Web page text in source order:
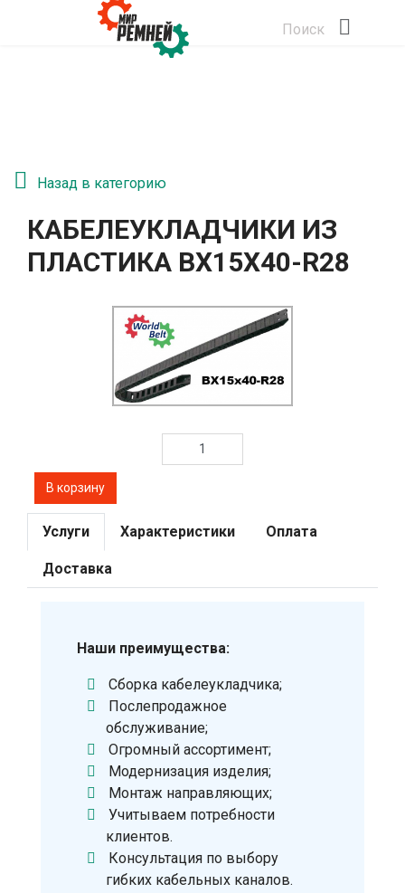
Поиск
Назад в категорию
КАБЕЛЕУКЛАДЧИКИ ИЗ
ПЛАСТИКА BX15X40-R28
Услуги Характеристики Оплата
Доставка
Наши преимущества:
Сборка кабелеукладчика;
Послепродажное
обслуживание;
Огромный ассортимент;
Модернизация изделия;
Монтаж направляющих;
Учитываем потребности
клиентов.
Консультация по выбору
гибких кабельных каналов.